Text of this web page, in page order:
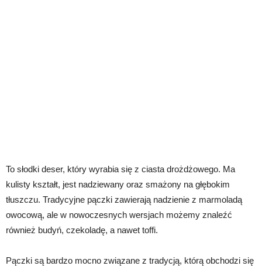
To słodki deser, który wyrabia się z ciasta drożdżowego. Ma
kulisty kształt, jest nadziewany oraz smażony na głębokim
tłuszczu. Tradycyjne pączki zawierają nadzienie z marmoladą
owocową, ale w nowoczesnych wersjach możemy znaleźć
również budyń, czekoladę, a nawet toffi.
Pączki są bardzo mocno związane z tradycją, którą obchodzi się